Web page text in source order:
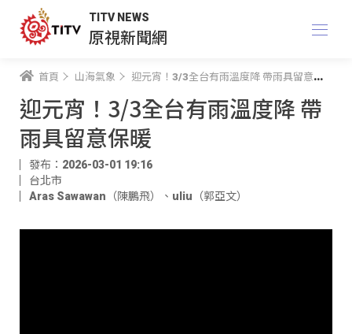
TITV NEWS
原視新聞網
首頁 山海氣象 迎元宵！3/3全台有雨溫度降 帶雨具留意保暖
迎元宵！3/3全台有雨溫度降 帶
雨具留意保暖
發布：2026-03-01 19:16
台北市
Aras Sawawan（陳鵬飛）
、 uliu（郭亞文）